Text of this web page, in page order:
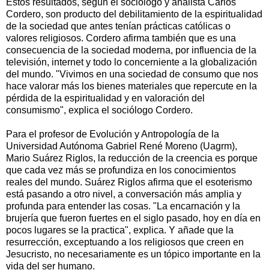
Cordero, son producto del debilitamiento de la espiritualidad
de la sociedad que antes tenían prácticas católicas o
valores religiosos. Cordero afirma también que es una
consecuencia de la sociedad moderna, por influencia de la
televisión, internet y todo lo concerniente a la globalización
del mundo. "Vivimos en una sociedad de consumo que nos
hace valorar más los bienes materiales que repercute en la
pérdida de la espiritualidad y en valoración del
consumismo", explica el sociólogo Cordero.
Para el profesor de Evolución y Antropología de la
Universidad Autónoma Gabriel René Moreno (Uagrm),
Mario Suárez Riglos, la reducción de la creencia es porque
que cada vez más se profundiza en los conocimientos
reales del mundo. Suárez Riglos afirma que el esoterismo
está pasando a otro nivel, a conversación más amplia y
profunda para entender las cosas. "La encarnación y la
brujería que fueron fuertes en el siglo pasado, hoy en día en
pocos lugares se la practica", explica. Y añade que la
resurrección, exceptuando a los religiosos que creen en
Jesucristo, no necesariamente es un tópico importante en la
vida del ser humano.